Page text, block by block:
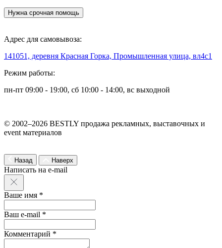
Нужна срочная помощь
Адрес для самовывоза:
141051, деревня Красная Горка, Промышленная улица, вл4с1
Режим работы:
пн-пт 09:00 - 19:00, сб 10:00 - 14:00, вс выходной
© 2002–2026 BESTLY продажа рекламных, выставочных и
event материалов
Назад Наверх
Написать на e-mail
Ваше имя *
Ваш e-mail *
Комментарий *